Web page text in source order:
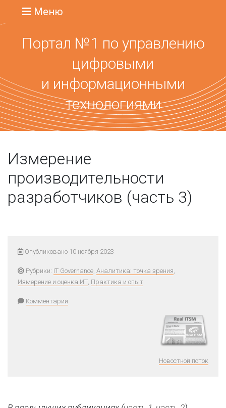
Меню
Портал №1 по управлению
цифровыми
и информационными
технологиями
Измерение
производительности
разработчиков (часть 3)
Опубликовано 10 ноября 2023
Рубрики: IT Governance, Аналитика: точка зрения,
Измерение и оценка ИТ, Практика и опыт
Комментарии
Новостной поток